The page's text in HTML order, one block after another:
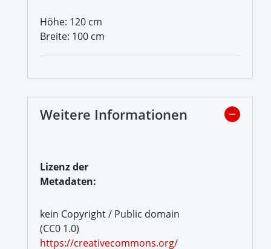
Höhe: 120 cm
Breite: 100 cm
Weitere Informationen
Lizenz der
Metadaten:
kein Copyright / Public domain
(CC0 1.0)
https://creativecommons.org/